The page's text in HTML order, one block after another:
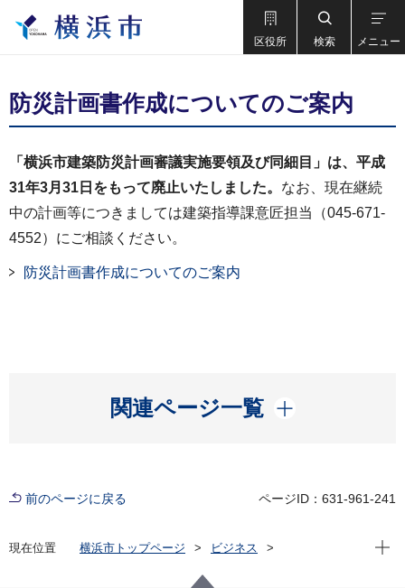
区役所 検索 メニュー
防災計画書作成についてのご案内
「横浜市建築防災計画審議実施要領及び同細目」は、平成
31年3月31日をもって廃止いたしました。 なお、現在継続
中の計画等につきましては建築指導課意匠担当（045-671-
4552）にご相談ください。
防災計画書作成についてのご案内
関連ページ一覧
開く
前のページに戻る ページID：631-961-241
現在位置 横浜市トップページ
ビジネス
建築関連手続・法令・許認可
現在